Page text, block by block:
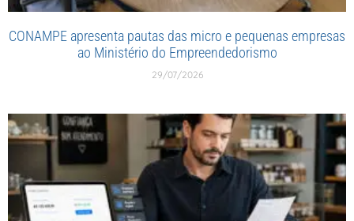
CONAMPE apresenta pautas das micro e pequenas empresas
ao Ministério do Empreendedorismo
29/07/2026